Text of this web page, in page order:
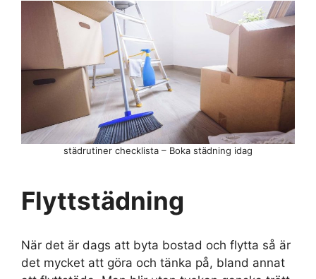
Flyttstädning
När det är dags att byta bostad och flytta så är
det mycket att göra och tänka på, bland annat
städrutiner checklista – Boka städning idag